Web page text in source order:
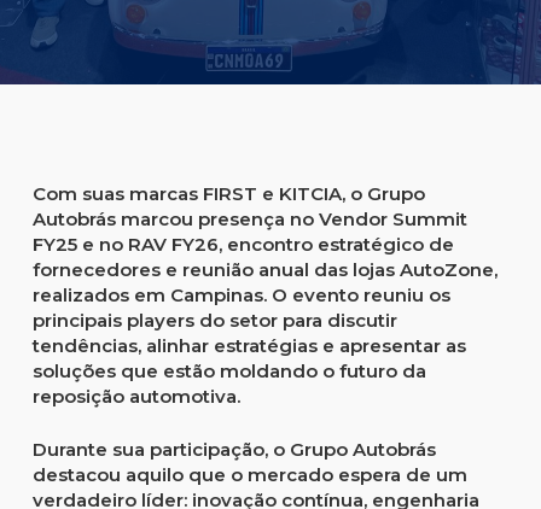
Com suas marcas FIRST e KITCIA, o Grupo
Autobrás marcou presença no Vendor Summit
FY25 e no RAV FY26, encontro estratégico de
fornecedores e reunião anual das lojas AutoZone,
realizados em Campinas. O evento reuniu os
principais players do setor para discutir
tendências, alinhar estratégias e apresentar as
soluções que estão moldando o futuro da
reposição automotiva.
Durante sua participação, o Grupo Autobrás
destacou aquilo que o mercado espera de um
verdadeiro líder: inovação contínua, engenharia